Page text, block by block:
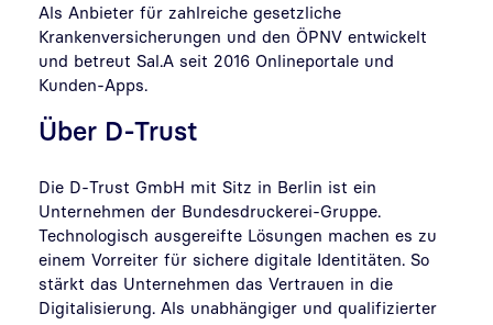
Als Anbieter für zahlreiche gesetzliche
Krankenversicherungen und den ÖPNV entwickelt
und betreut Sal.A seit 2016 Onlineportale und
Kunden-Apps.
Über D-Trust
Die D-Trust GmbH mit Sitz in Berlin ist ein
Unternehmen der Bundesdruckerei-Gruppe.
Technologisch ausgereifte Lösungen machen es zu
einem Vorreiter für sichere digitale Identitäten. So
stärkt das Unternehmen das Vertrauen in die
Digitalisierung. Als unabhängiger und qualifizierter